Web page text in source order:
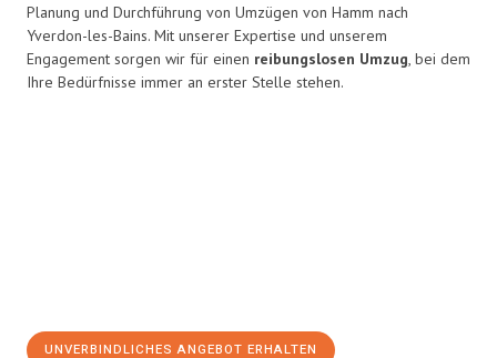
Planung und Durchführung von Umzügen von Hamm nach
Yverdon-les-Bains. Mit unserer Expertise und unserem
Engagement sorgen wir für einen reibungslosen Umzug, bei dem
Ihre Bedürfnisse immer an erster Stelle stehen.
UNVERBINDLICHES ANGEBOT ERHALTEN